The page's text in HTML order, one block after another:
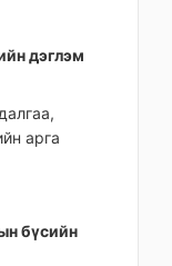
дэглэм
арга
бүсийн